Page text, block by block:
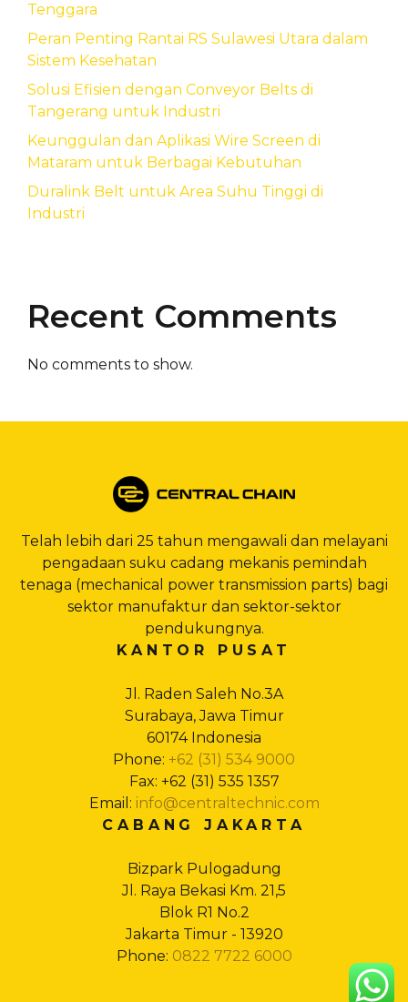
Tenggara
Peran Penting Rantai RS Sulawesi Utara dalam
Sistem Kesehatan
Solusi Efisien dengan Conveyor Belts di
Tangerang untuk Industri
Keunggulan dan Aplikasi Wire Screen di
Mataram untuk Berbagai Kebutuhan
Duralink Belt untuk Area Suhu Tinggi di
Industri
Recent Comments
No comments to show.
Telah lebih dari 25 tahun mengawali dan melayani
pengadaan suku cadang mekanis pemindah
tenaga (mechanical power transmission parts) bagi
sektor manufaktur dan sektor-sektor
pendukungnya.
KANTOR PUSAT
Jl. Raden Saleh No.3A
Surabaya, Jawa Timur
60174 Indonesia
Phone: +62 (31) 534 9000
Fax: +62 (31) 535 1357
Email: info@centraltechnic.com
CABANG JAKARTA
Bizpark Pulogadung
Jl. Raya Bekasi Km. 21,5
Blok R1 No.2
Jakarta Timur - 13920
Phone: 0822 7722 6000